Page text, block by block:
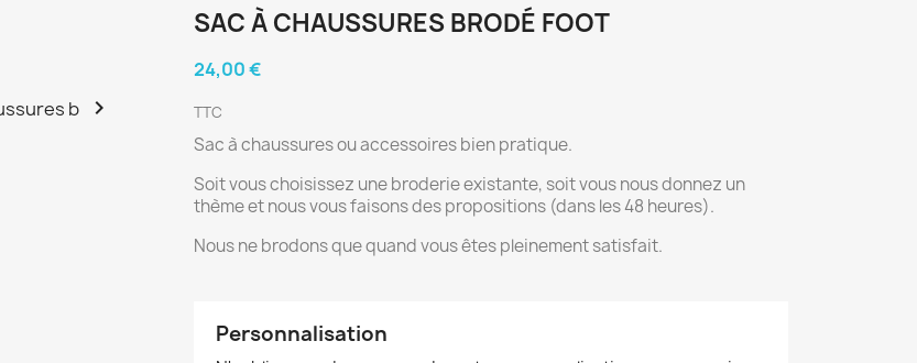

SAC À CHAUSSURES BRODÉ FOOT
24,00 €
TTC
Sac à chaussures ou accessoires bien pratique.
Soit vous choisissez une broderie existante, soit vous nous donnez un
thème et nous vous faisons des propositions (dans les 48 heures).
Nous ne brodons que quand vous êtes pleinement satisfait.
Personnalisation